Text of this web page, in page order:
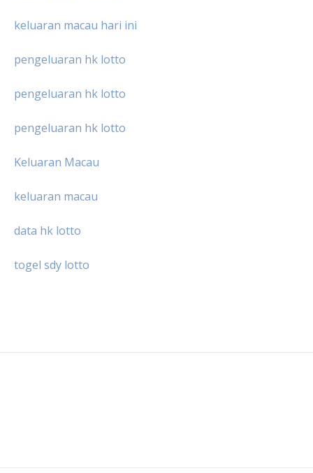
keluaran macau hari ini
pengeluaran hk lotto
pengeluaran hk lotto
pengeluaran hk lotto
Keluaran Macau
keluaran macau
data hk lotto
togel sdy lotto